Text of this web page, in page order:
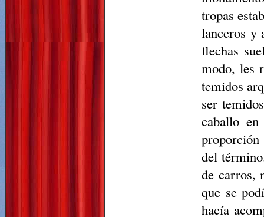
tropas
lanceros y
flechas
modo, les
temidos
ser
caballo
del
de carros,
que se
hacía